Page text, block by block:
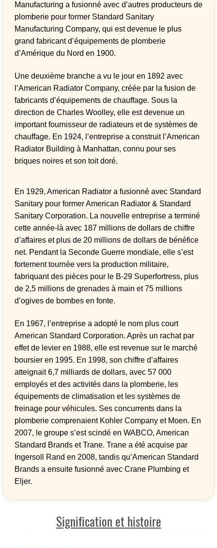
Manufacturing a fusionné avec d’autres producteurs de
plomberie pour former Standard Sanitary
Manufacturing Company, qui est devenue le plus
grand fabricant d’équipements de plomberie
d’Amérique du Nord en 1900.
Une deuxième branche a vu le jour en 1892 avec
l’American Radiator Company, créée par la fusion de
fabricants d’équipements de chauffage. Sous la
direction de Charles Woolley, elle est devenue un
important fournisseur de radiateurs et de systèmes de
chauffage. En 1924, l’entreprise a construit l’American
Radiator Building à Manhattan, connu pour ses
briques noires et son toit doré.
En 1929, American Radiator a fusionné avec Standard
Sanitary pour former American Radiator & Standard
Sanitary Corporation. La nouvelle entreprise a terminé
cette année-là avec 187 millions de dollars de chiffre
d’affaires et plus de 20 millions de dollars de bénéfice
net. Pendant la Seconde Guerre mondiale, elle s’est
fortement tournée vers la production militaire,
fabriquant des pièces pour le B-29 Superfortress, plus
de 2,5 millions de grenades à main et 75 millions
d’ogives de bombes en fonte.
En 1967, l’entreprise a adopté le nom plus court
American Standard Corporation. Après un rachat par
effet de levier en 1988, elle est revenue sur le marché
boursier en 1995. En 1998, son chiffre d’affaires
atteignait 6,7 milliards de dollars, avec 57 000
employés et des activités dans la plomberie, les
équipements de climatisation et les systèmes de
freinage pour véhicules. Ses concurrents dans la
plomberie comprenaient Kohler Company et Moen. En
2007, le groupe s’est scindé en WABCO, American
Standard Brands et Trane. Trane a été acquise par
Ingersoll Rand en 2008, tandis qu’American Standard
Brands a ensuite fusionné avec Crane Plumbing et
Eljer.
Signification et histoire